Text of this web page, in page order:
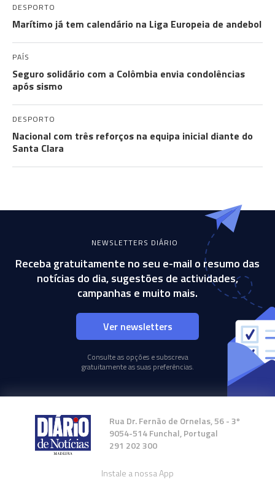
DESPORTO
Marítimo já tem calendário na Liga Europeia de andebol
PAÍS
Seguro solidário com a Colômbia envia condolências
após sismo
DESPORTO
Nacional com três reforços na equipa inicial diante do
Santa Clara
NEWSLETTERS DIÁRIO
Receba gratuitamente no seu e-mail o resumo das
notícias do dia, sugestões de actividades,
campanhas e muito mais.
Ver newsletters
Consulte as opções e subscreva
gratuitamente as suas preferências.
Rua Dr. Fernão de Ornelas, 56 - 3º
9054-514 Funchal, Portugal
291 202 300
Instale a nossa App